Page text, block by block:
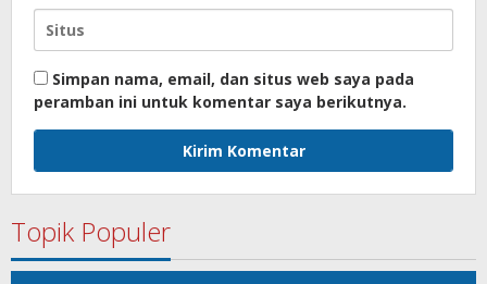
Simpan nama, email, dan situs web saya pada
peramban ini untuk komentar saya berikutnya.
Topik Populer